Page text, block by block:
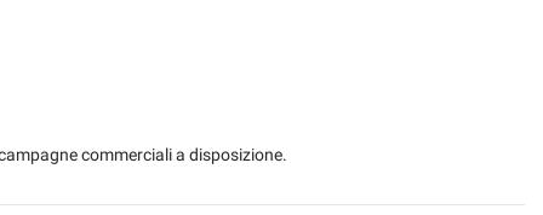
commerciali a disposizione.